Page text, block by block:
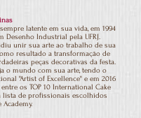
latente em sua vida, em 1994
Desenho Industrial pela UFRJ.
unir sua arte ao trabalho de sua
resultado a transformação de
peças decorativas da festa.
o mundo com sua arte, tendo o
"Artist of Excellence" e em 2016
os TOP 10 International Cake
lista de profissionais escolhidos
Academy.